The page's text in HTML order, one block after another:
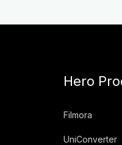
Hero
Filmora
UniConverter